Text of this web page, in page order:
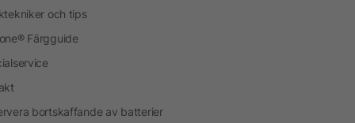
och tips
Färgguide
bortskaffande av batterier